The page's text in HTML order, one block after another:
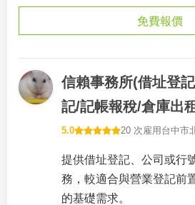
免費報價
信賴事務所(借址登
記/記帳報稅/倉庫出
5.0 20 次雇用 台中市
提供借址登記、公司或行
務，較適合與營業登記前
的基礎需求。